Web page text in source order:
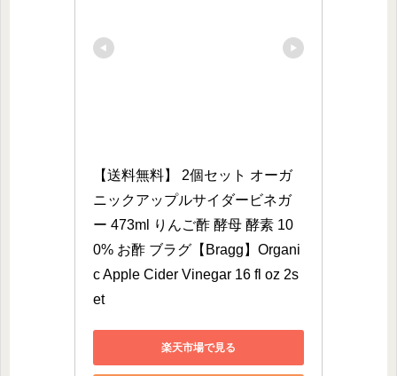
【送料無料】 2個セット オーガ
ニックアップルサイダービネガ
ー 473ml りんご酢 酵母 酵素 10
0% お酢 ブラグ【Bragg】Organi
c Apple Cider Vinegar 16 fl oz 2s
et
楽天市場で見る